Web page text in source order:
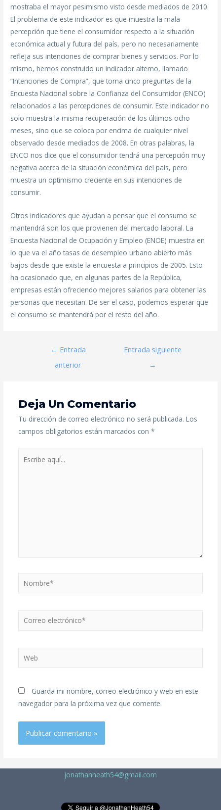
mostraba el mayor pesimismo visto desde mediados de 2010.
El problema de este indicador es que muestra la mala
percepción que tiene el consumidor respecto a la situación
económica actual y futura del país, pero no necesariamente
refleja sus intenciones de comprar bienes y servicios. Por lo
mismo, hemos construido un indicador alterno, llamado
“Intenciones de Compra”, que toma cinco preguntas de la
Encuesta Nacional sobre la Confianza del Consumidor (ENCO)
relacionados a las percepciones de consumir. Este indicador no
solo muestra la misma recuperación de los últimos ocho
meses, sino que se coloca por encima de cualquier nivel
observado desde mediados de 2008. En otras palabras, la
ENCO nos dice que el consumidor tendrá una percepción muy
negativa acerca de la situación económica del país, pero
muestra un optimismo creciente en sus intenciones de
consumir.
Otros indicadores que ayudan a pensar que el consumo se
mantendrá son los que provienen del mercado laboral. La
Encuesta Nacional de Ocupación y Empleo (ENOE) muestra en
lo que va el año tasas de desempleo urbano abierto más
bajos desde que existe la encuesta a principios de 2005. Esto
ha ocasionado que, en algunas partes de la República,
empresas están ofreciendo mejores salarios para obtener las
personas que necesitan. De ser el caso, podemos esperar que
el consumo se mantendrá por el resto del año.
← Entrada
anterior
Entrada siguiente
→
Deja Un Comentario
Tu dirección de correo electrónico no será publicada. Los
campos obligatorios están marcados con *
Guarda mi nombre, correo electrónico y web en este
navegador para la próxima vez que comente.
jonathanheath54@gmail.com